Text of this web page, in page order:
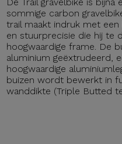
sommige carbon
trail maakt indruk met
en stuurprecisie die hij te
hoogwaardige frame. De
aluminium geëxtrudeerd,
hoogwaardige
buizen wordt bewerkt in
wanddikte (Triple Butted